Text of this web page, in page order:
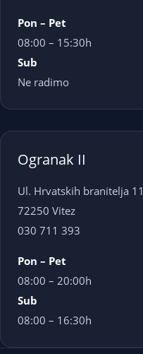
Pon – Pet
08:00 – 15:30h
Sub
Ne radimo
Ogranak II
Ul. Hrvatskih branitelja 11
72250 Vitez
030 711 393
Pon – Pet
08:00 – 20:00h
Sub
08:00 – 16:30h